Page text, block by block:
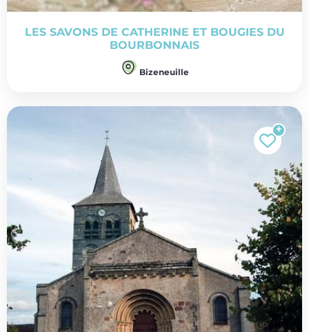
LES SAVONS DE CATHERINE ET BOUGIES DU
BOURBONNAIS
Bizeneuille